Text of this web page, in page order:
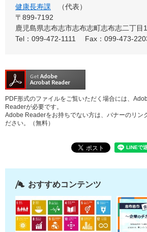
健康長寿課
代表
〒899-7192
鹿児島県志布志市志布志町志布志二丁目
Tel：099-472-1111
Fax：099-473-
PDF形式のファイルをご覧いただく場合には、
Readerが必要です。
Adobe Readerをお持ちでない方は、バナーのリン
ださい。（無料）
おすすめコンテンツ